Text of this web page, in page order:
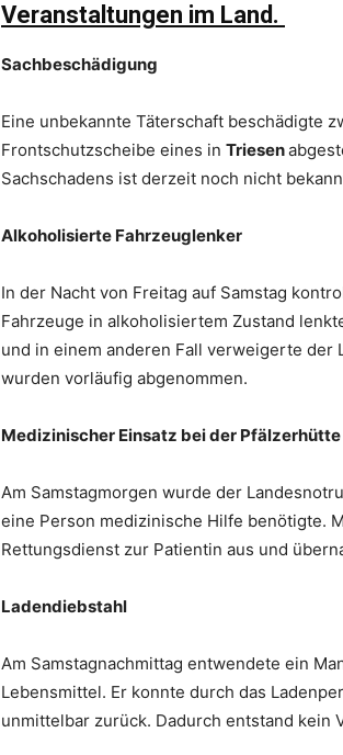
Veranstaltungen im Land.
Sachbeschädigung
Eine unbekannte Täterschaft beschädigte
Frontschutzscheibe eines in Triesen
Sachschadens ist derzeit noch nicht
Alkoholisierte Fahrzeuglenker
In der Nacht von Freitag auf Samstag
Fahrzeuge in alkoholisiertem Zustand
und in einem anderen Fall verweigerte der
wurden vorläufig abgenommen.
Medizinischer Einsatz bei der Pfälzerhütte
Am Samstagmorgen wurde der
eine Person medizinische Hilfe benötigte.
Rettungsdienst zur Patientin aus und
Ladendiebstahl
Am Samstagnachmittag entwendete ein
Lebensmittel. Er konnte durch das
unmittelbar zurück. Dadurch entstand kein